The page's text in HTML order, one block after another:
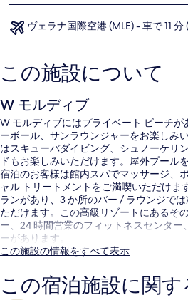
ヴェラナ国際空港 (MLE) - 車で 11 分
この施設について
W モルディブ
W モルディブにはプライベート ビーチ
ーボール、サンラウンジャーをお楽しみ
はスキューバダイビング、シュノーケリ
ドもお楽しみいただけます。屋外プール
宿泊のお客様は館内スパでマッサージ、
ャル トリートメントをご満喫いただけま
ランがあり、3 か所のバー / ラウンジで
ただけます。この高級リゾートにあるそ
ー、24 時間営業のフィットネスセンター
ーがあります。
この施設の情報をすべて表示
この宿泊施設に関す